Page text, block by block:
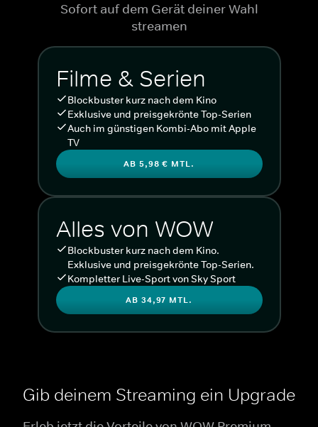
Sofort auf dem Gerät deiner Wahl
streamen
Filme & Serien
Blockbuster kurz nach dem Kino
Exklusive und preisgekrönte Top-Serien
Auch im günstigen Kombi-Abo mit Apple
TV
AB 5,98 € MTL.
Alles von WOW
Blockbuster kurz nach dem Kino.
Exklusive und preisgekrönte Top-Serien.
Kompletter Live-Sport von Sky Sport
AB 34,97 MTL.
Gib deinem Streaming ein Upgrade